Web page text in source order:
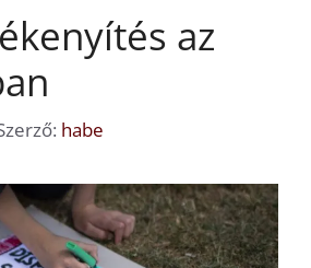
az
habe